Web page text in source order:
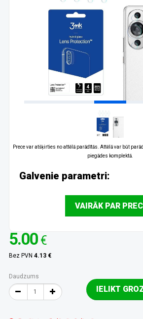
Prece var atšķirties no attēlā parādītās. Attēlā var būt
piegādes komplektā.
Galvenie parametri:
VAIRĀK PAR PRECI
5.00 €
Bez PVN 4.13 €
Daudzums
IELIKT